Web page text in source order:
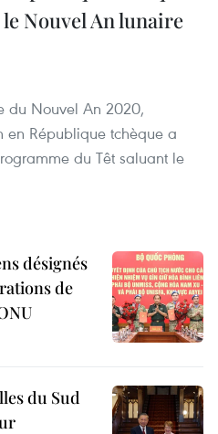
Nouvel An lunaire
du Nouvel An 2020,
en République tchèque a
du Têt saluant le
désignés
de
du Sud